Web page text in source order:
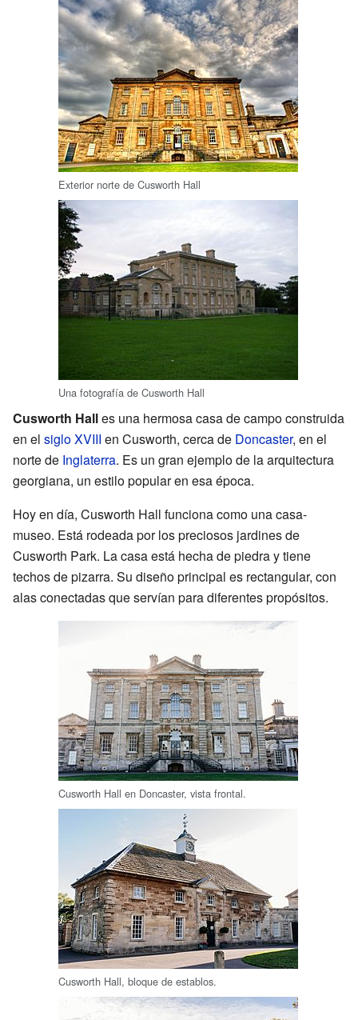
Exterior norte de Cusworth Hall
Una fotografía de Cusworth Hall
Cusworth Halles una hermosa casa de campo construida
en el siglo XVIII en Cusworth, cerca de Doncaster, en el
norte de Inglaterra. Es un gran ejemplo de la arquitectura
georgiana, un estilo popular en esa época.
Hoy en día, Cusworth Hall funciona como una casa-
museo. Está rodeada por los preciosos jardines de
Cusworth Park. La casa está hecha de piedra y tiene
techos de pizarra. Su diseño principal es rectangular, con
alas conectadas que servían para diferentes propósitos.
Cusworth Hall en Doncaster, vista frontal.
Cusworth Hall, bloque de establos.